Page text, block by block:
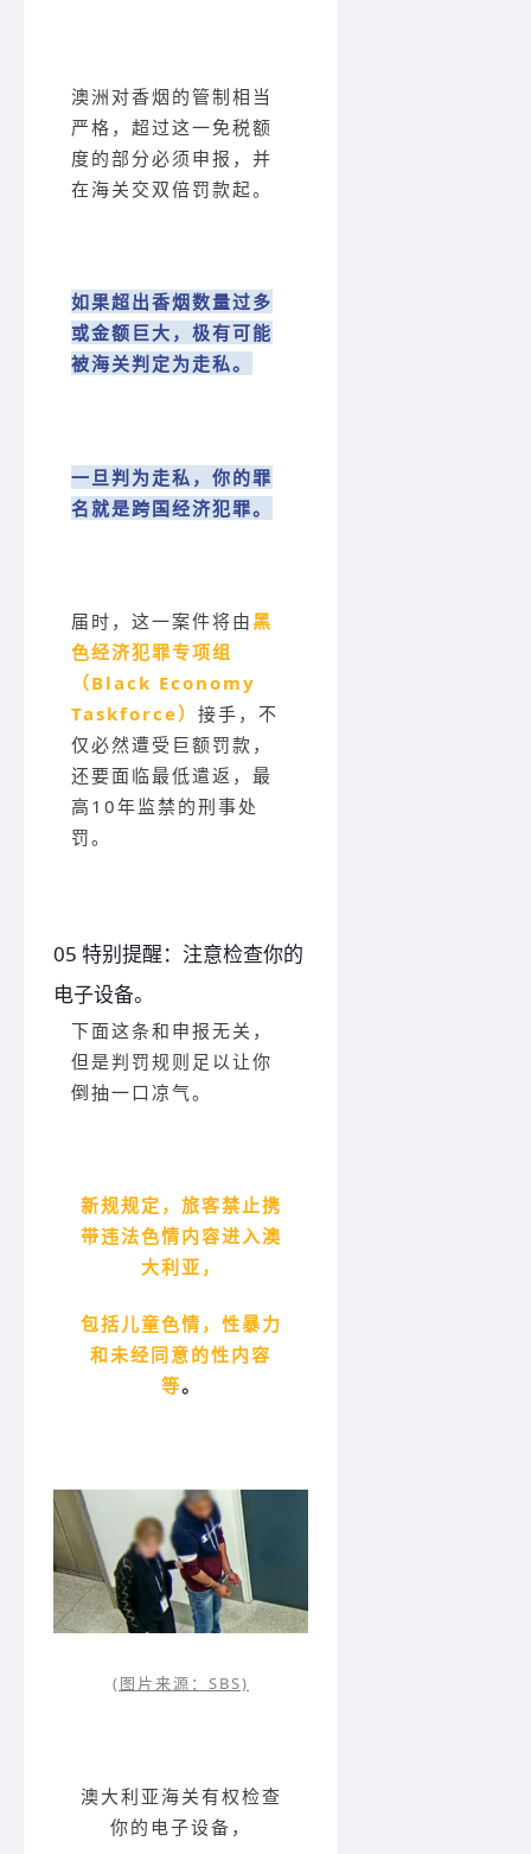
澳洲对香烟的管制相当
严格，超过这一免税额
度的部分必须申报，并
在海关交双倍罚款起。
如果超出香烟数量过多
或金额巨大，极有可能
被海关判定为走私。
一旦判为走私，你的罪
名就是跨国经济犯罪。
届时，这一案件将由黑
色经济犯罪专项组
（Black Economy
Taskforce） 接手，不
仅必然遭受巨额罚款，
还要面临最低遣返，最
高10年监禁的刑事处
罚。
05 特别提醒：注意检查你的
电子设备。
下面这条和申报无关，
但是判罚规则足以让你
倒抽一口凉气。
新规规定，旅客禁止携
带违法色情内容进入澳
大利亚，
包括儿童色情，性暴力
和未经同意的性内容
等。
(图片来源：SBS)
澳大利亚海关有权检查
你的电子设备，